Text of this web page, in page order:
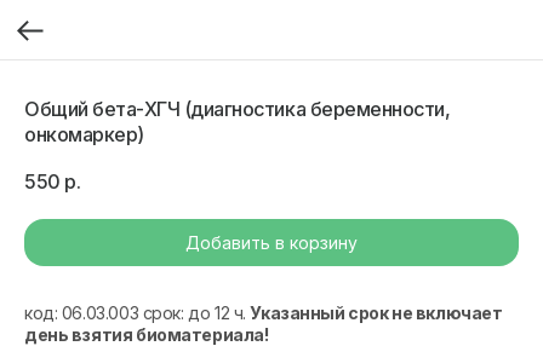
Общий бета-ХГЧ (диагностика беременности,
онкомаркер)
550 р.
Добавить в корзину
код: 06.03.003 срок: до 12 ч.Указанный срок не включает
день взятия биоматериала!